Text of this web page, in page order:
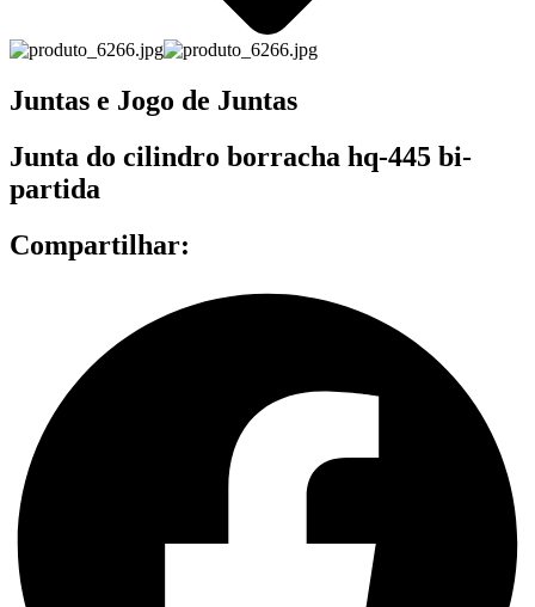
Juntas e Jogo de Juntas
Junta do cilindro borracha hq-445 bi-
partida
Compartilhar: